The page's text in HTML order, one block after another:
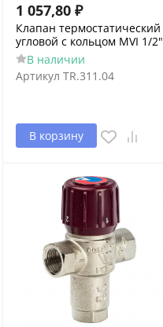
1 057,80 ₽
Клапан термостатический
угловой с кольцом MVI 1/2"
В наличии
Артикул TR.311.04
В корзину